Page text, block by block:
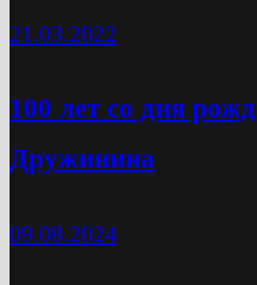
21.03.2022
100 лет со дня
Дружинина
09.08.2024